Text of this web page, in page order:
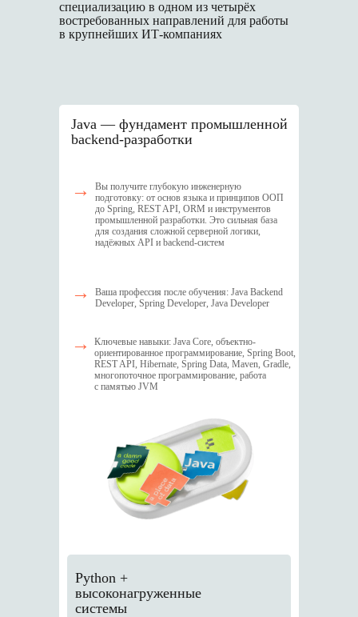
специализацию в одном из четырёх
востребованных направлений для работы
в крупнейших ИТ-компаниях
Вы получите глубокую инженерную
подготовку: от основ языка и принципов ООП
до Spring, REST API, ORM и инструментов
промышленной разработки. Это сильная база
для создания сложной серверной логики,
надёжных API и backend-систем
J ava — фундамент промышленной
backend-разработки
→
Ваша профессия после обучения: Java Backend
Developer, Spring Developer, Java Developer
→
Ключевые навыки: Java Core, объектно-
ориентированное программирование, Spring Boot,
REST API, Hibernate, Spring Data, Maven, Gradle,
многопоточное программирование, работа
с памятью JVM
→
Python +
высоконагруженные
системы